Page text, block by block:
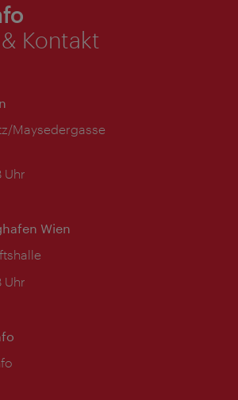
Kontakt
Maysedergasse
Uhr
Wien
Uhr